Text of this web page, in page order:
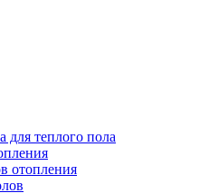
для теплого пола
отопления